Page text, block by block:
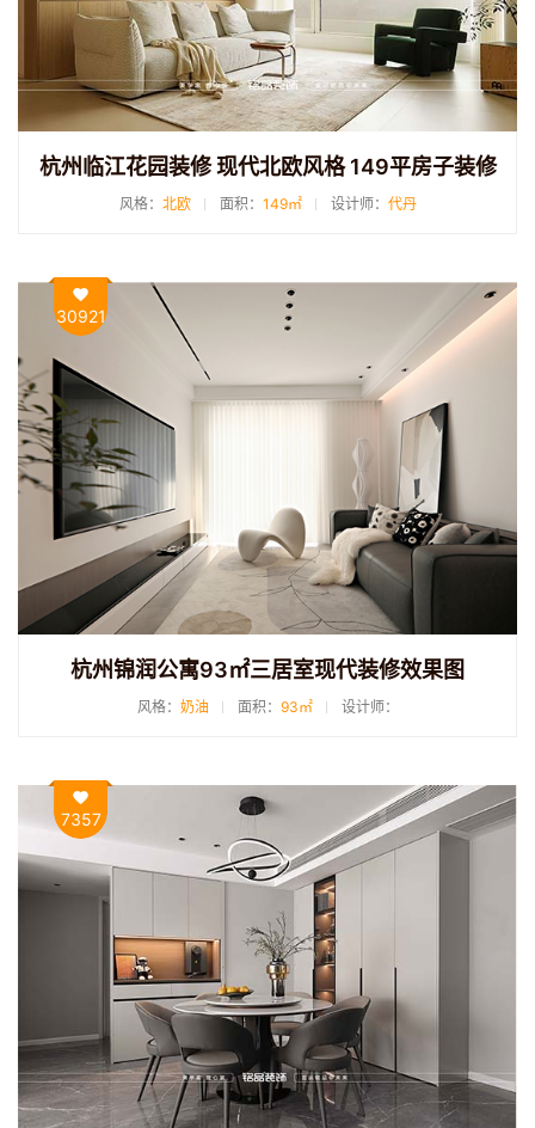
杭州临江花园装修 现代北欧风格 149平房子装修
风格： 北欧 面积： 149㎡ 设计师： 代丹
30921
杭州锦润公寓93㎡三居室现代装修效果图
风格： 奶油 面积： 93㎡ 设计师：
7357